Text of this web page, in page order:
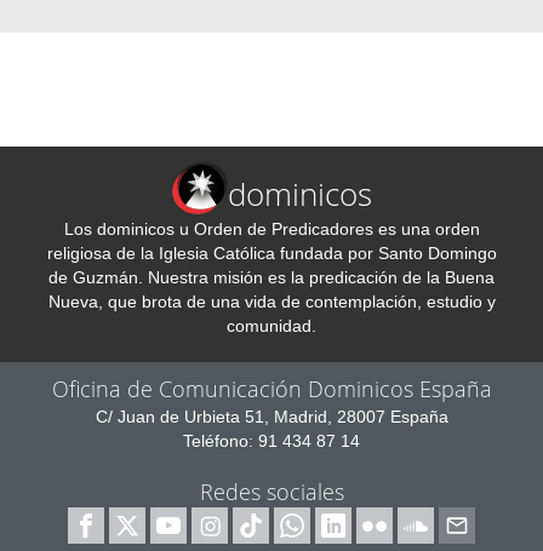
dominicos
Los dominicos u Orden de Predicadores es una orden
religiosa de la Iglesia Católica fundada por Santo Domingo
de Guzmán. Nuestra misión es la predicación de la Buena
Nueva, que brota de una vida de contemplación, estudio y
comunidad.
Oficina de Comunicación Dominicos España
C/ Juan de Urbieta 51, Madrid, 28007 España
Teléfono: 91 434 87 14
Redes sociales